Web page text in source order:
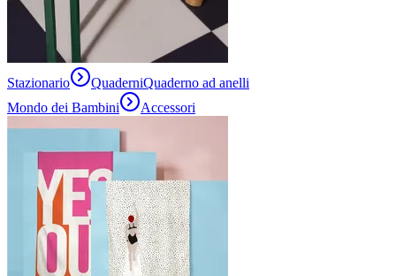
Stazionario QuaderniQuaderno ad anelli
Mondo dei Bambini
Accessori